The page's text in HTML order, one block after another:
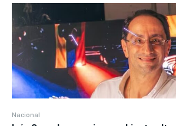
Nacional